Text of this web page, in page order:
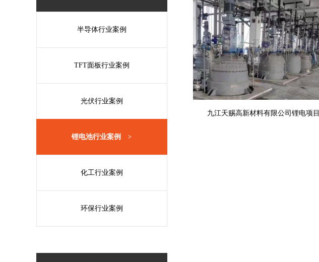
半导体行业案例
TFT面板行业案例
光伏行业案例
锂电池行业案例 >
化工行业案例
环保行业案例
九江天赐高新材料有限公司锂电项目